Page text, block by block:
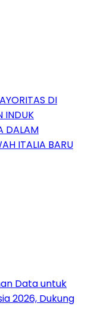
DI
INDUK
DALAM
ITALIA BARU
Data untuk
2026, Dukung